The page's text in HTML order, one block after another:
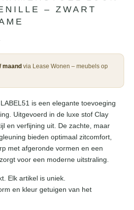
– ZWART
maand via Lease Wonen – meubels op
is een elegante toevoeging
Uitgevoerd in de luxe stof Clay
en verfijning uit. De zachte, maar
bieden optimaal zitcomfort,
met afgeronde vormen en een
voor een moderne uitstraling.
Elk artikel is uniek.
en kleur getuigen van het